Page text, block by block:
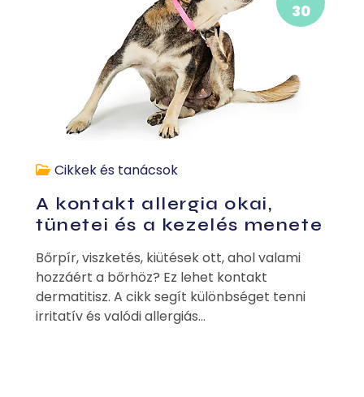
30
Cikkek és tanácsok
A kontakt allergia okai,
tünetei és a kezelés menete
Bőrpír, viszketés, kiütések ott, ahol valami
hozzáért a bőrhöz? Ez lehet kontakt
dermatitisz. A cikk segít különbséget tenni
irritatív és valódi allergiás...